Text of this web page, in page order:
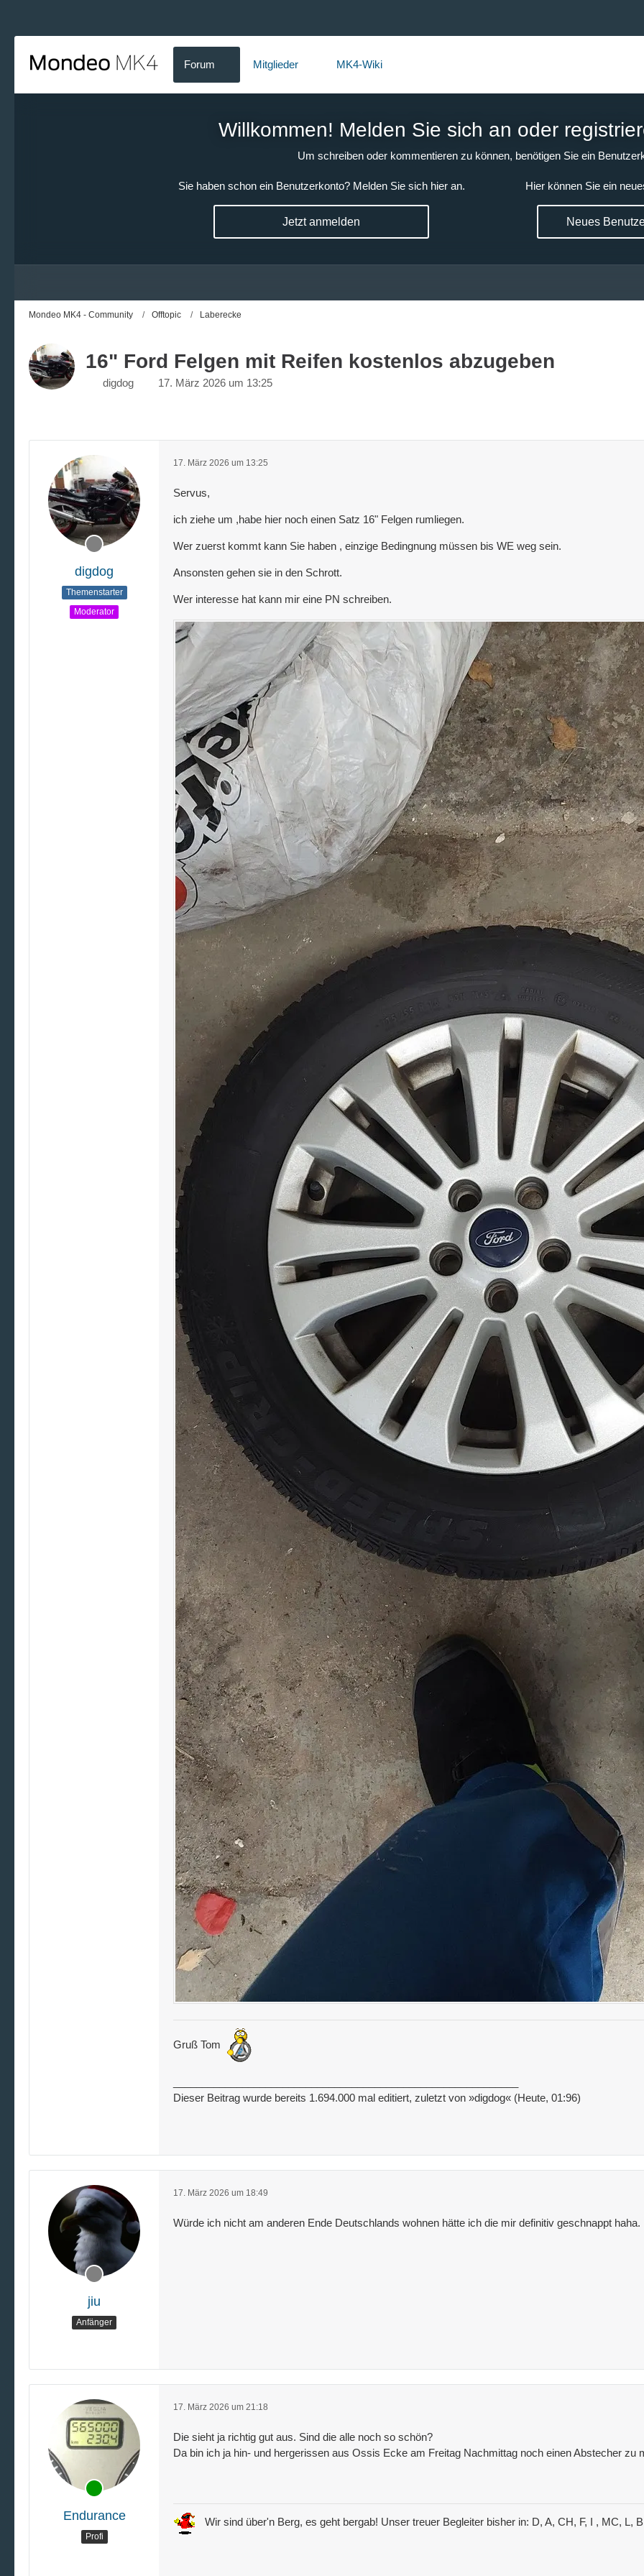
Forum Mitglieder MK4-Wiki
Willkommen! Melden Sie sich an oder
Um schreiben oder kommentieren zu können, benötigen Sie ein
Sie haben schon ein Benutzerkonto? Melden Sie sich hier an.
Jetzt anmelden
Hier können Sie ein
Neues
Mondeo MK4 - Community Offtopic Laberecke
16" Ford Felgen mit Reifen kostenlos abzugeben
digdog 17. März 2026 um 13:25
digdog
Themenstarter
Moderator
17. März 2026 um 13:25
Servus,
ich ziehe um ,habe hier noch einen Satz 16" Felgen rumliegen.
Wer zuerst kommt kann Sie haben , einzige Bedingnung müssen bis WE weg sein.
Ansonsten gehen sie in den Schrott.
Wer interesse hat kann mir eine PN schreiben.
Gruß Tom
Dieser Beitrag wurde bereits 1.694.000 mal editiert, zuletzt von »digdog« (Heute, 01:96)
jiu
Anfänger
17. März 2026 um 18:49
Würde ich nicht am anderen Ende Deutschlands wohnen hätte ich die mir definitiv geschnappt haha.
Endurance
Profi
17. März 2026 um 21:18
Die sieht ja richtig gut aus. Sind die alle noch so schön?
Da bin ich ja hin- und hergerissen aus Ossis Ecke am Freitag Nachmittag noch einen Abstecher zu
Wir sind über'n Berg, es geht bergab! Unser treuer Begleiter bisher in: D, A, CH, F, I , MC, L,